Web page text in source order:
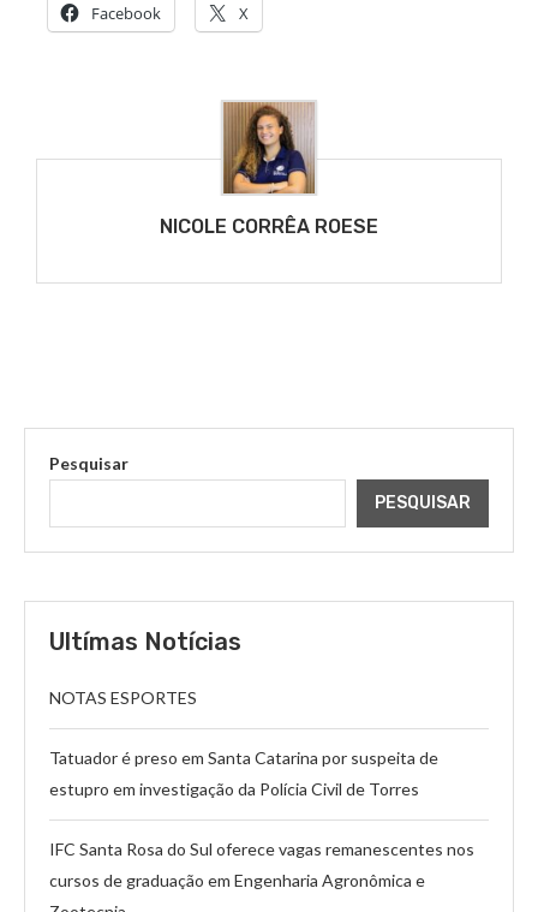
Facebook X
NICOLE CORRÊA ROESE
Pesquisar
PESQUISAR
Ultímas Notícias
NOTAS ESPORTES
Tatuador é preso em Santa Catarina por suspeita de
estupro em investigação da Polícia Civil de Torres
IFC Santa Rosa do Sul oferece vagas remanescentes nos
cursos de graduação em Engenharia Agronômica e